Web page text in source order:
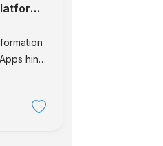
hin
- vom
in die …